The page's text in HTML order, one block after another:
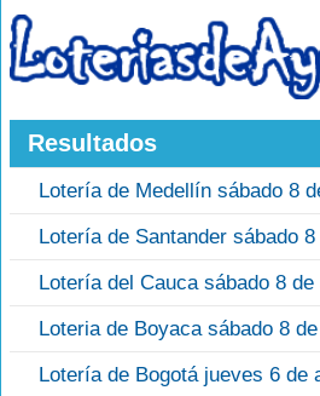
Resultados
Lotería de Medellín sábado 8
Lotería de Santander sábado
Lotería del Cauca sábado 8 de
Loteria de Boyaca sábado 8
Lotería de Bogotá jueves 6 de